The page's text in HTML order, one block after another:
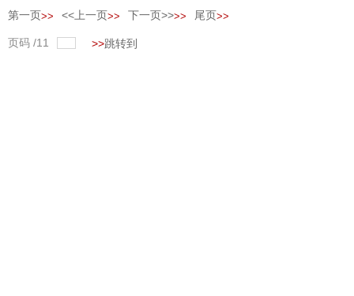
第一页 <<上一页 下一页>> 尾页
页码 1
/1 跳转到